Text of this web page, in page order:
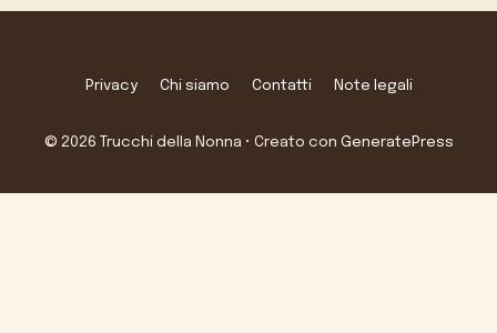
Privacy Chi siamo Contatti Note legali
© 2026 Trucchi della Nonna • Creato con GeneratePress